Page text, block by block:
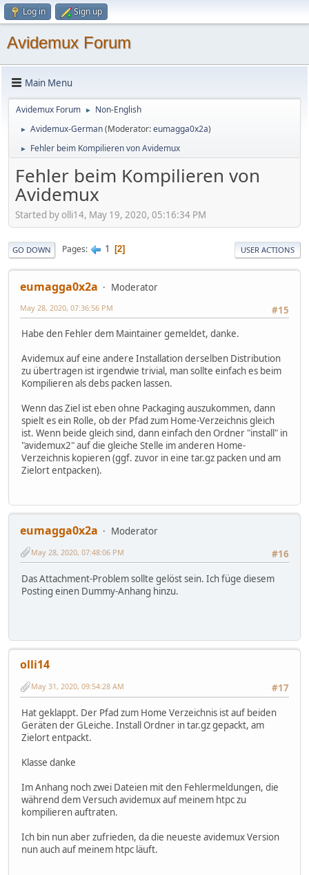
Log in Sign up
Avidemux Forum
Main Menu
Avidemux Forum ► Non-English
► Avidemux-German(Moderator:eumagga0x2a)
► Fehler beim Kompilieren von Avidemux
Fehler beim Kompilieren von
Avidemux
Started by olli14, May 19, 2020, 05:16:34 PM
GO DOWN Pages 1 2 USER ACTIONS
eumagga0x2a
Moderator
#15
May 28, 2020, 07:36:56 PM
Habe den Fehler dem Maintainer gemeldet, danke.
Avidemux auf eine andere Installation derselben Distribution
zu übertragen ist irgendwie trivial, man sollte einfach es beim
Kompilieren als debs packen lassen.
Wenn das Ziel ist eben ohne Packaging auszukommen, dann
spielt es ein Rolle, ob der Pfad zum Home-Verzeichnis gleich
ist. Wenn beide gleich sind, dann einfach den Ordner "install" in
"avidemux2" auf die gleiche Stelle im anderen Home-
Verzeichnis kopieren (ggf. zuvor in eine tar.gz packen und am
Zielort entpacken).
eumagga0x2a
Moderator
#16
May 28, 2020, 07:48:06 PM
Das Attachment-Problem sollte gelöst sein. Ich füge diesem
Posting einen Dummy-Anhang hinzu.
olli14
#17
May 31, 2020, 09:54:28 AM
Hat geklappt. Der Pfad zum Home Verzeichnis ist auf beiden
Geräten der GLeiche. Install Ordner in tar.gz gepackt, am
Zielort entpackt.
Klasse danke
Im Anhang noch zwei Dateien mit den Fehlermeldungen, die
während dem Versuch avidemux auf meinem htpc zu
kompilieren auftraten.
Ich bin nun aber zufrieden, da die neueste avidemux Version
nun auch auf meinem htpc läuft.